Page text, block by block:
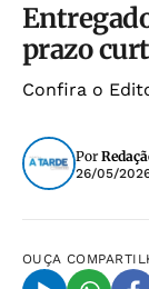
prazo
Confira o
Por
26/05/
OUÇA